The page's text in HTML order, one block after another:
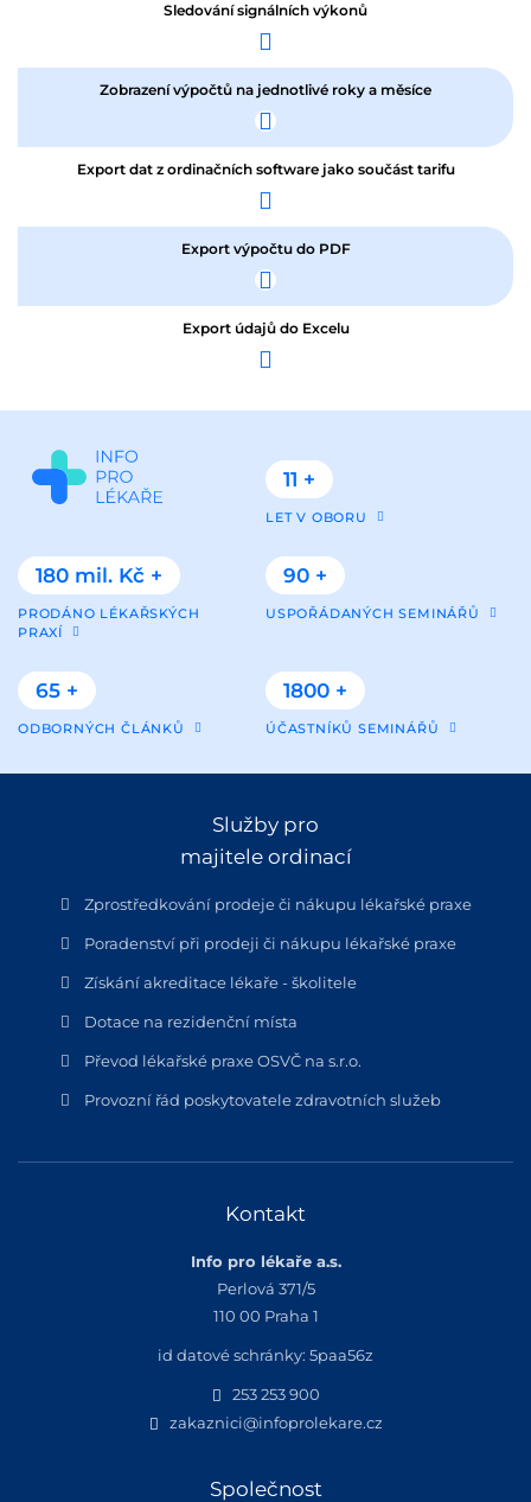
Sledování signálních výkonů
Zobrazení výpočtů na jednotlivé roky a měsíce
Export dat z ordinačních software jako součást tarifu
Export výpočtu do PDF
Export údajů do Excelu
11 +
LET V OBORU
180 mil. Kč +
PRODÁNO LÉKAŘSKÝCH
PRAXÍ
90 +
USPOŘÁDANÝCH SEMINÁŘŮ
65 +
ODBORNÝCH ČLÁNKŮ
1800 +
ÚČASTNÍKŮ SEMINÁŘŮ
Služby pro
majitele ordinací
Zprostředkování prodeje či nákupu lékařské praxe
Poradenství při prodeji či nákupu lékařské praxe
Získání akreditace lékaře - školitele
Dotace na rezidenční místa
Převod lékařské praxe OSVČ na s.r.o.
Provozní řád poskytovatele zdravotních služeb
Kontakt
Info pro lékaře a.s.
Perlová 371/5
110 00 Praha 1
id datové schránky: 5paa56z
253 253 900
zakaznici@infoprolekare.cz
Společnost